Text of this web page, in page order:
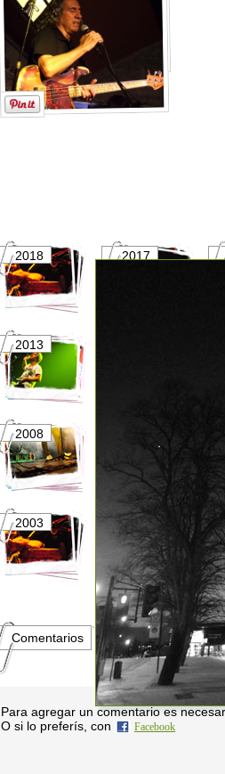
2018 2017
2013
2008
2003 2002
Comentarios
Para agregar un comentario es
O si lo preferís, con
Facebook